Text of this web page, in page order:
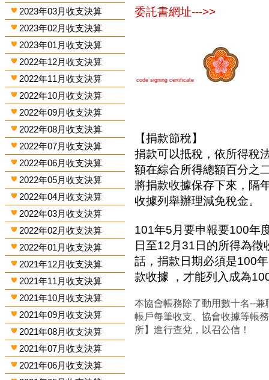
2023年03月收支決算
2023年02月收支決算
2023年01月收支決算
2022年12月收支決算
2022年11月收支決算
2022年10月收支決算
2022年09月收支決算
2022年08月收支決算
2022年07月收支決算
2022年06月收支決算
2022年05月收支決算
2022年04月收支決算
2022年03月收支決算
2022年02月收支決算
2022年01月收支決算
2021年12月收支決算
2021年11月收支決算
2021年10月收支決算
2021年09月收支決算
2021年08月收支決算
2021年07月收支決算
2021年06月收支決算
委託書網址--->>
code signing certificate
【捐款節稅】
捐款可以抵稅，依所得稅
額在綜合所得總額百分之
將捐款收據保存下來，隔
收據列舉辦理減免稅金。
101年5月要申報要100年
日至12月31日的所得為
話，捐款日期必須是100
款收據 ，才能列入成為
本協會帳務除了動用數十名--
帳戶每筆收支、協會收據等帳
所】進行查兌，以召公信！